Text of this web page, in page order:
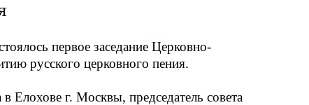
первое заседание Церковно-
русского церковного пения.
Елохове г. Москвы, председатель совета